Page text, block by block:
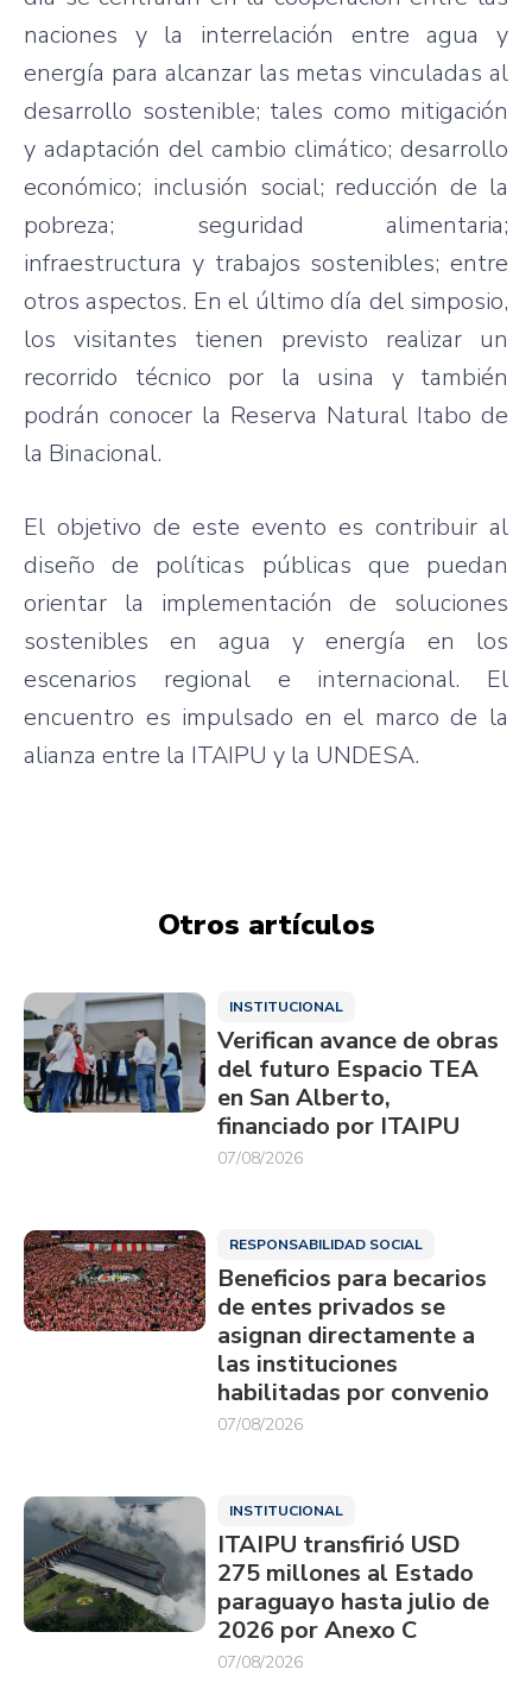
naciones y la interrelación entre agua y
energía para alcanzar las metas vinculadas al
desarrollo sostenible; tales como mitigación
y adaptación del cambio climático; desarrollo
económico; inclusión social; reducción de la
pobreza; seguridad alimentaria;
infraestructura y trabajos sostenibles; entre
otros aspectos. En el último día del simposio,
los visitantes tienen previsto realizar un
recorrido técnico por la usina y también
podrán conocer la Reserva Natural Itabo de
la Binacional.
El objetivo de este evento es contribuir al
diseño de políticas públicas que puedan
orientar la implementación de soluciones
sostenibles en agua y energía en los
escenarios regional e internacional. El
encuentro es impulsado en el marco de la
alianza entre la ITAIPU y la UNDESA.
Otros artículos
INSTITUCIONAL
Verifican avance de obras
del futuro Espacio TEA
en San Alberto,
financiado por ITAIPU
07/08/2026
RESPONSABILIDAD SOCIAL
Beneficios para becarios
de entes privados se
asignan directamente a
las instituciones
habilitadas por convenio
07/08/2026
INSTITUCIONAL
ITAIPU transfirió USD
275 millones al Estado
paraguayo hasta julio de
2026 por Anexo C
07/08/2026